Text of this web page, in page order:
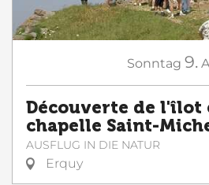
Sonntag 9.
Découverte de l'îlot
chapelle Saint-
AUSFLUG IN DIE NATUR
Erquy